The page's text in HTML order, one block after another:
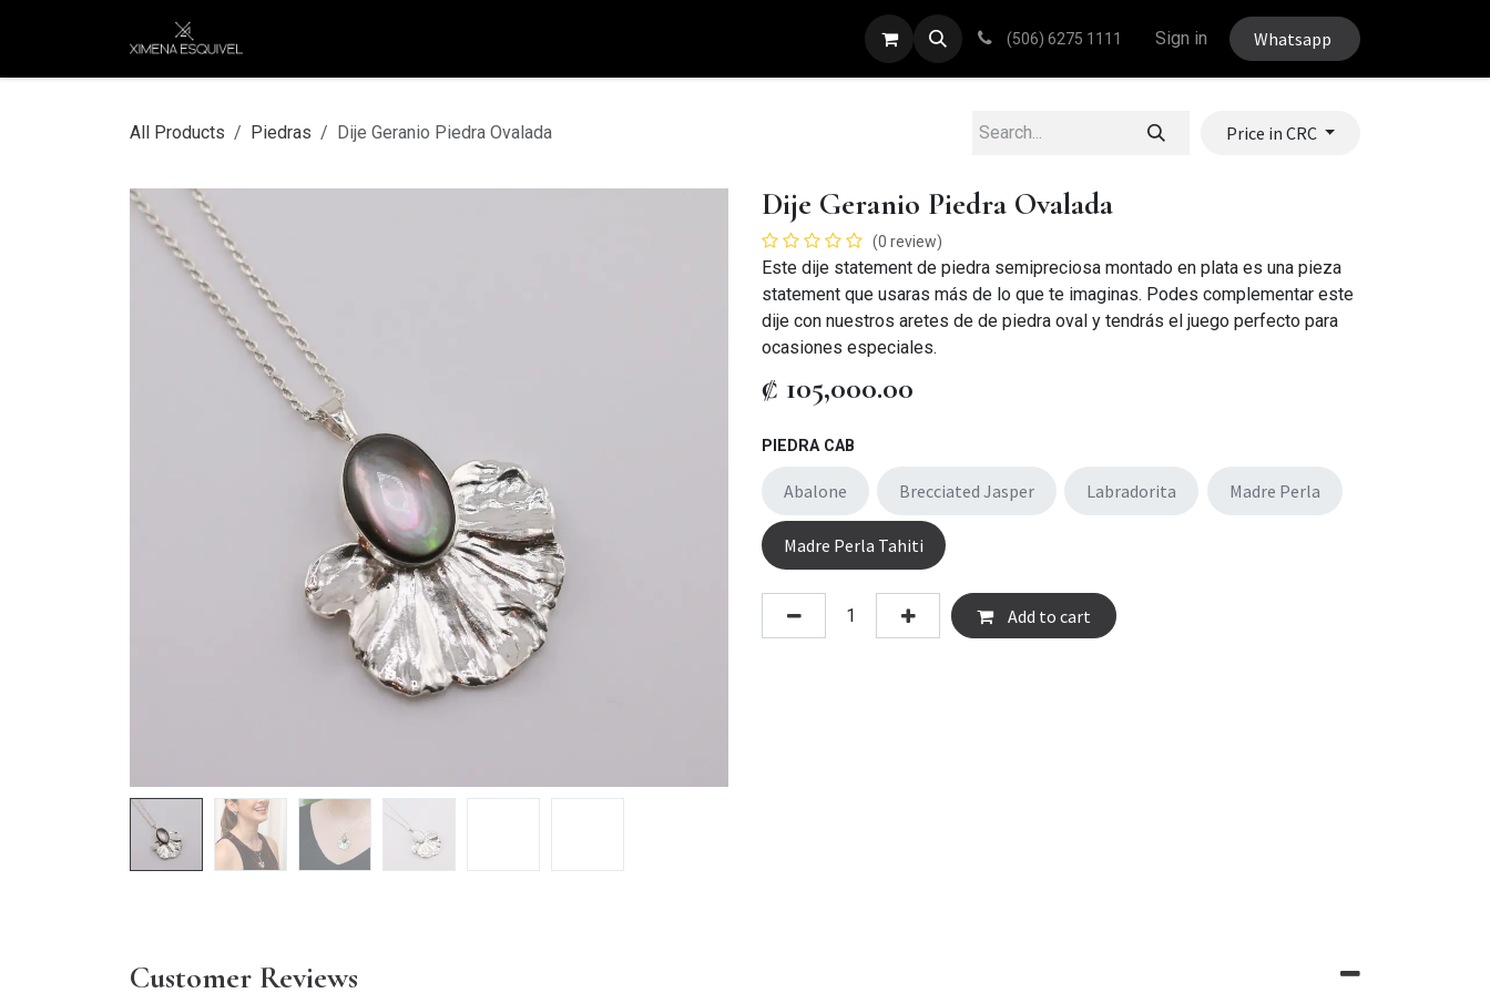
PULSERAS (506) 6275 1111 Sign in Whatsapp
All Products Piedras Dije Geranio Piedra Ovalada Price in CRC
Dije Geranio Piedra Ovalada
(0 review)
Este dije statement de piedra semipreciosa montado en plata es una pieza
statement que usaras más de lo que te imaginas. Podes complementar este
dije con nuestros aretes de de piedra oval y tendrás el juego perfecto para
ocasiones especiales.
₡ 105,000.00
PIEDRA CAB
Abalone Brecciated Jasper Labradorita Madre Perla
Madre Perla Tahiti
Add to cart
Customer Reviews